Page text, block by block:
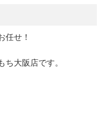
任せ！
ち大阪店です。